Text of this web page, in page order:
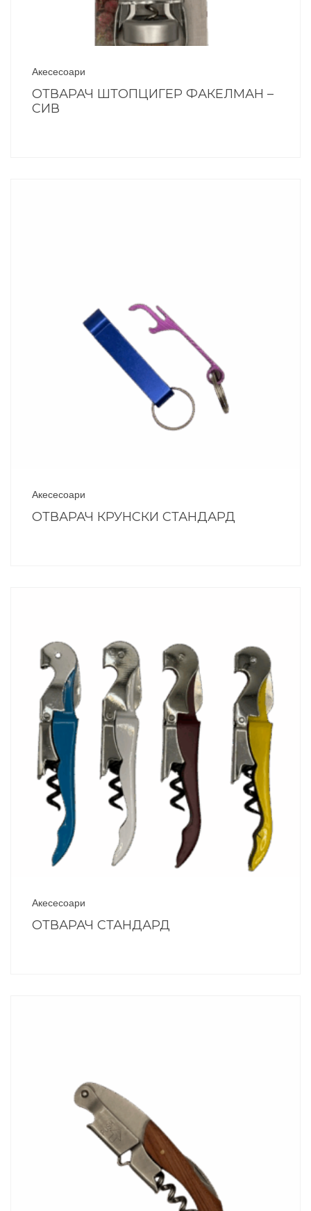
Акесесоари
ОТВАРАЧ ШТОПЦИГЕР ФАКЕЛМАН –
СИВ
Акесесоари
ОТВАРАЧ КРУНСКИ СТАНДАРД
Акесесоари
ОТВАРАЧ СТАНДАРД